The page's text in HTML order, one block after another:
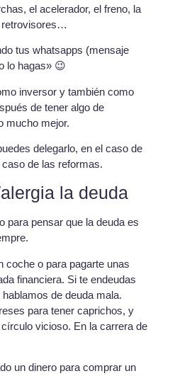
el acelerador, el freno, la
retrovisores…
tus whatsapps (mensaje
lo hagas» 😉
inversor y también como
de tener algo de
mucho mejor.
delegarlo, en el caso de
de las reformas.
la deuda
para pensar que la deuda es
coche o para pagarte unas
financiera. Si te endeudas
de deuda mala.
para tener caprichos, y
vicioso. En la carrera de
un dinero para comprar un